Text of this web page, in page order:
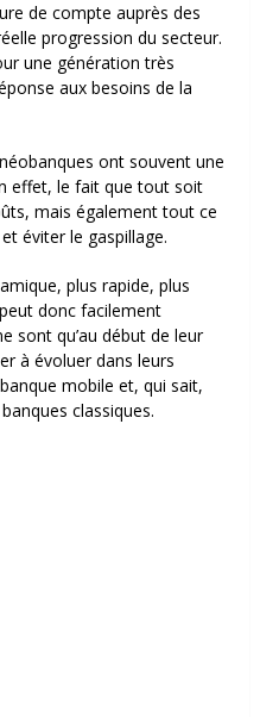
de compte auprès des
progression du secteur.
une génération très
aux besoins de la
ont souvent une
effet, le fait que tout soit
mais également tout ce
éviter le gaspillage.
plus rapide, plus
donc facilement
sont qu’au début de leur
à évoluer dans leurs
mobile et, qui sait,
classiques.